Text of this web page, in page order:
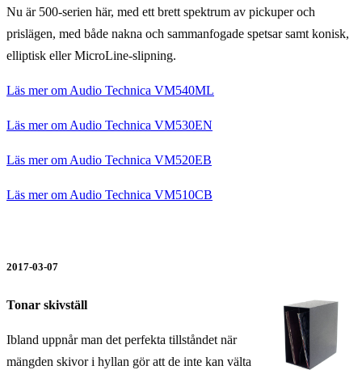
Nu är 500-serien här, med ett brett spektrum av pickuper och
prislägen, med både nakna och sammanfogade spetsar samt konisk,
elliptisk eller MicroLine-slipning.
Läs mer om Audio Technica VM540ML
Läs mer om Audio Technica VM530EN
Läs mer om Audio Technica VM520EB
Läs mer om Audio Technica VM510CB
2017-03-07
Tonar skivställ
Ibland uppnår man det perfekta tillståndet när
mängden skivor i hyllan gör att de inte kan välta